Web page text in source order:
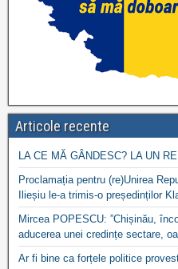
Articole recente
LA CE MĂ GÂNDESC? LA UN
Proclamația pentru (re)Unirea
Ilieșiu le-a trimis-o președinților
Mircea POPESCU: ”Chișinău,
aducerea unei credințe sectare,
Ar fi bine ca forțele politice